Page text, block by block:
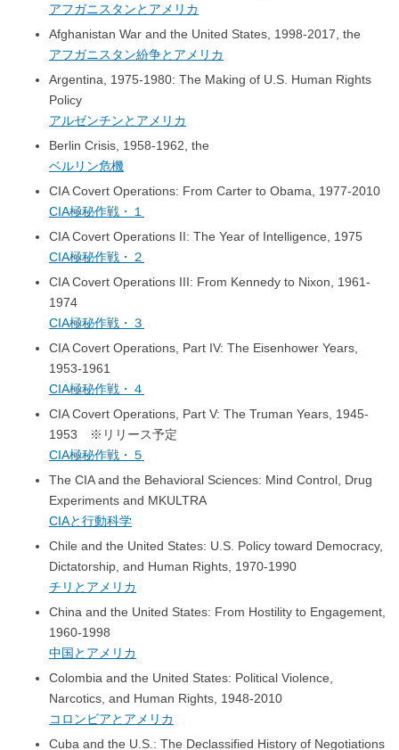
アフガニスタンとアメリカ
Afghanistan War and the United States, 1998-2017, the
アフガニスタン紛争とアメリカ
Argentina, 1975-1980: The Making of U.S. Human Rights
Policy
アルゼンチンとアメリカ
Berlin Crisis, 1958-1962, the
ベルリン危機
CIA Covert Operations: From Carter to Obama, 1977-2010
CIA極秘作戦・１
CIA Covert Operations II: The Year of Intelligence, 1975
CIA極秘作戦・２
CIA Covert Operations III: From Kennedy to Nixon, 1961-
1974
CIA極秘作戦・３
CIA Covert Operations, Part IV: The Eisenhower Years,
1953-1961
CIA極秘作戦・４
CIA Covert Operations, Part V: The Truman Years, 1945-
1953 ※リリース予定
CIA極秘作戦・５
The CIA and the Behavioral Sciences: Mind Control, Drug
Experiments and MKULTRA
CIAと行動科学
Chile and the United States: U.S. Policy toward Democracy,
Dictatorship, and Human Rights, 1970-1990
チリとアメリカ
China and the United States: From Hostility to Engagement,
1960-1998
中国とアメリカ
Colombia and the United States: Political Violence,
Narcotics, and Human Rights, 1948-2010
コロンビアとアメリカ
Cuba and the U.S.: The Declassified History of Negotiations